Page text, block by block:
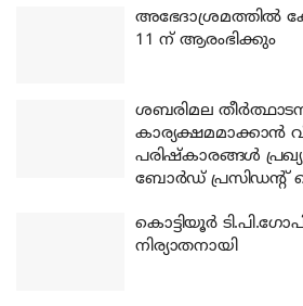
അഭേദാശ്രമത്തില്‍
11 ന് ആരംഭിക്കും
ശബരിമല
കാര്യക്ഷമമാക്കാന്‍
പരിഷ്‌കാരങ്ങള്‍
ബോര്‍ഡ് പ്രസിഡന്റ്
കൊട്ടിയൂര്‍
നിര്യാതനായി